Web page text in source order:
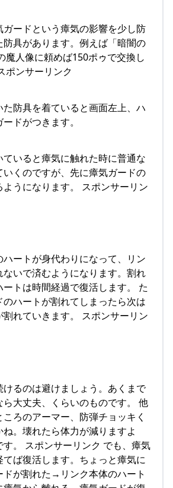
ガードという瘴気の影響を少し防
防具があります。例えば「暗闇の
魔人像に頼めば150ポゥで交換し
ポンサーリンク
防具を着ていると画面左上、ハ
ドがつきます。
いると瘴気に触れた時に普通な
いくのですが、先に瘴気ガードの
うになります。 スポンサーリン
ハートが身代わりになって、リン
ないで済むようになります。割れ
トは時間経過で復活します。 た
ハートが割れてしまったら次は
割れていきます。 スポンサーリン
るのは避けましょう。あくまで
ら大丈夫、くらいのものです。 他
ろのアーマー、防弾チョッキく
。壊れたら体力が減りますよ
。 スポンサーリンク でも、瘴気
てば復活します。ちょっと瘴気に
が割れた→リンク本体のハート